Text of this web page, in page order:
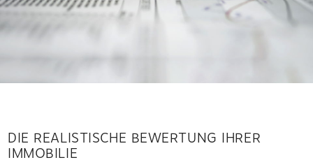
DIE REALISTISCHE BEWERTUNG IHRER
IMMOBILIE